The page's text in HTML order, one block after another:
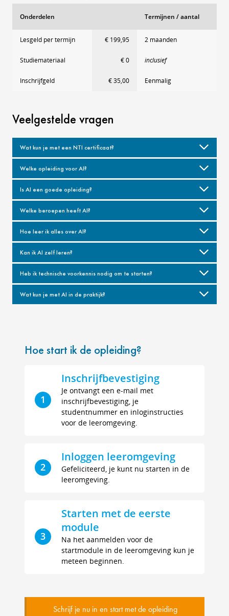
Onderdelen Termijnen / aantal
Lesgeld per termijn € 199,95 2 maanden
Studiemateriaal € 0 inclusief
Inschrijfgeld € 35,00 Eenmalig
Veelgestelde vragen
Wat kun je met een NTI certificaat?
Welke opleiding voor AI?
Is AI een goede opleiding?
Welke beroepen heeft AI?
Hoe leer ik alles over AI?
Kan ik AI zelf leren?
Heb ik technische voorkennis nodig om te starten?
Wat kun je met AI in de praktijk?
Hoe start ik de opleiding?
1
Inschrijfbevestiging
Je ontvangt een e-mail met
inschrijfbevestiging, je
studentnummer en inloginstructies
voor de leeromgeving.
2
Inloggen leeromgeving
Gefeliciteerd, je kunt nu starten in de
leeromgeving.
3
Starten met de eerste
module
Na het aanmelden voor de
startmodule in de leeromgeving kun je
meteen beginnen.
Schrijf je nu in en start met de opleiding